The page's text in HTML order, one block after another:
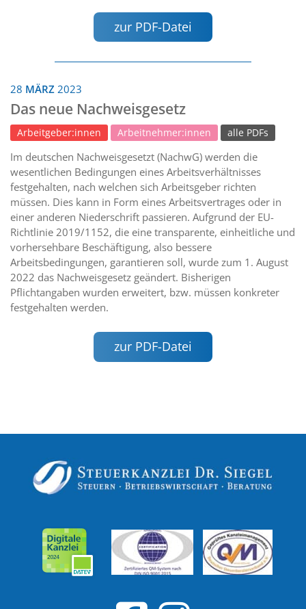
zur PDF-Datei
28 MÄRZ 2023
Das neue Nachweisgesetz
Arbeitgeber:innen Arbeitnehmer:innen alle PDFs
Im deutschen Nachweisgesetzt (NachwG) werden die
wesentlichen Bedingungen eines Arbeitsverhältnisses
festgehalten, nach welchen sich Arbeitsgeber richten
müssen. Dies kann in Form eines Arbeitsvertrages oder in
einer anderen Niederschrift passieren. Aufgrund der EU-
Richtlinie 2019/1152, die eine transparente, einheitliche und
vorhersehbare Beschäftigung, also bessere
Arbeitsbedingungen, garantieren soll, wurde zum 1. August
2022 das Nachweisgesetz geändert. Bisherigen
Pflichtangaben wurden erweitert, bzw. müssen konkreter
festgehalten werden.
zur PDF-Datei